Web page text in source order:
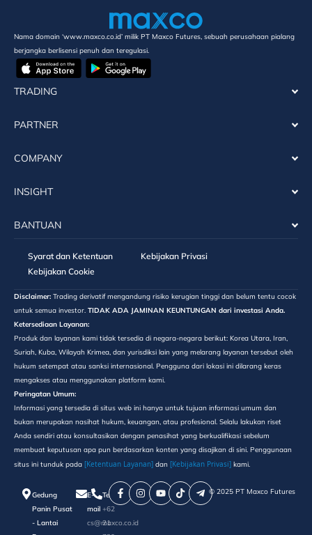
Nama domain ‘www.maxco.co.id’ milik PT Maxco Futures, sebuah perusahaan pialang
berjangka berlisensi penuh dan teregulasi.
TRADING
PARTNER
COMPANY
INSIGHT
BANTUAN
Syarat dan Ketentuan
Kebijakan Privasi
Kebijakan Cookie
Disclaimer: Trading derivatif mengandung risiko kerugian tinggi dan belum tentu cocok
untuk semua investor. TIDAK ADA JAMINAN KEUNTUNGAN dari investasi Anda.
Ketersediaan Layanan:
Produk dan layanan kami tidak tersedia di negara-negara berikut: Korea Utara, Iran,
Suriah, Kuba, Wilayah Krimea, dan yurisdiksi lain yang melarang layanan tersebut oleh
hukum setempat atau sanksi internasional. Pengguna dari lokasi ini dilarang keras
mengakses atau menggunakan platform kami.
Peringatan Umum:
Informasi yang tersedia di situs web ini hanya untuk tujuan informasi umum dan
bukan merupakan nasihat hukum, keuangan, atau profesional. Selalu lakukan riset
Anda sendiri atau konsultasikan dengan penasihat yang berkualifikasi sebelum
membuat keputusan apa pun berdasarkan konten yang disajikan di sini. Penggunaan
situs ini tunduk pada [Ketentuan Layanan] dan [Kebijakan Privasi] kami.
Gedung
Panin Pusat
- Lantai
E-
mail
cs@maxco.co.id
Telepon
+62
21
©️ 2025 PT Maxco Futures